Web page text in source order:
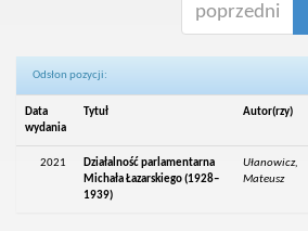
poprzedni
Odsłon pozycji:
Data
wydania
Tytuł Autor(rzy)
2021
Działalność parlamentarna
Michała Łazarskiego (1928–
1939)
Ułanowicz,
Mateusz